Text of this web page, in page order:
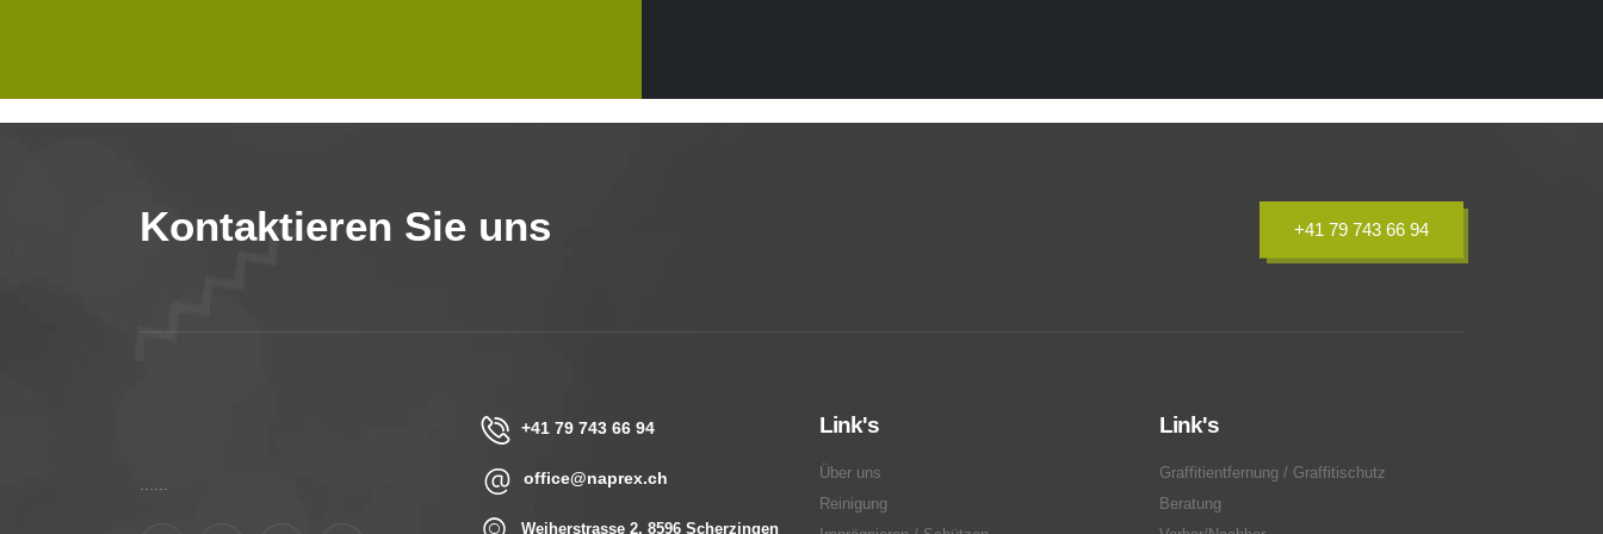
Kontaktieren Sie uns +41 79 743 66 94
+41 79 743 66 94
office@naprex.ch
Weiherstrasse 2, 8596 Scherzingen
Link's
Über uns
Reinigung
Link's
Graffitientfernung / Graffitischutz
Beratung